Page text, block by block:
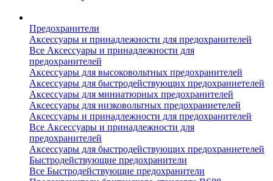
Предохранители
Аксессуары и принадлежности для предохранителей
Все Аксессуары и принадлежности для
предохранителей
Аксессуары для высоковольтных предохранителей
Аксессуары для быстродействующих предохраниетелей
Аксессуары для миниатюрных предохранителей
Аксессуары для низковольтных предохраниетелей
Аксессуары и принадлежности для предохранителей
Все Аксессуары и принадлежности для
предохранителей
Аксессуары для быстродействующих предохраниетелей
Быстродействующие предохранители
Все Быстродействующие предохранители